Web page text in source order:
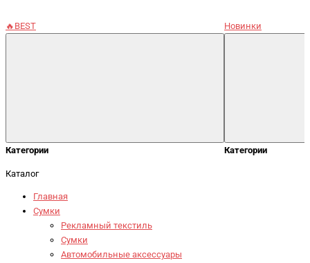
🔥BEST
Категории
Новинки
Категории
Каталог
Главная
Сумки
Рекламный текстиль
Сумки
Автомобильные аксессуары